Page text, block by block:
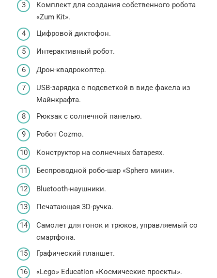
Комплект для создания собственного робота
«Zum Kit».
Цифровой диктофон.
Интерактивный робот.
Дрон-квадрокоптер.
USB-зарядка с подсветкой в виде факела из
Майнкрафта.
Рюкзак с солнечной панелью.
Робот Cozmo.
Конструктор на солнечных батареях.
Беспроводной робо-шар «Sphero мини».
Bluetooth-наушники.
Печатающая 3D-ручка.
Самолет для гонок и трюков, управляемый со
смартфона.
Графический планшет.
«Lego» Education «Космические проекты».